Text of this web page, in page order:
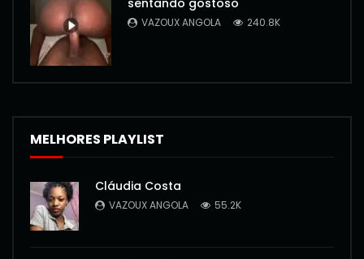
sentando gostoso
VAZOUX ANGOLA 240.8K
MELHORES PLAYLIST
Cláudia Costa
VAZOUX ANGOLA 55.2K